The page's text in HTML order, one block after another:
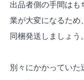
出品者側の手間はも
業が大変になるため
同梱発送しましょう。
別々にかかっていた